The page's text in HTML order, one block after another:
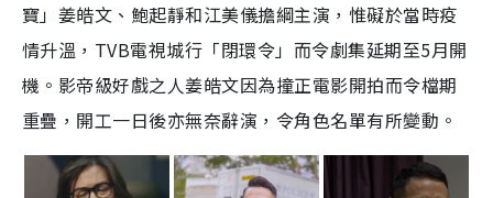
寶」姜皓文、鮑起靜和江美儀擔綱主演，惟礙於當時疫
情升溫，TVB電視城行「閉環令」而令劇集延期至5月開
機。影帝級好戲之人姜皓文因為撞正電影開拍而令檔期
重疊，開工一日後亦無奈辭演，令角色名單有所變動。